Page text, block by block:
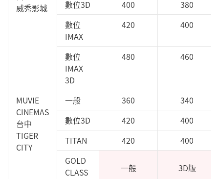
威秀影城
數位3D
400
380
數位
IMAX
420 400
數位
IMAX
3D
480 460
MUVIE
CINEMAS
台中
TIGER
CITY
一般 360
340
數位3D
420
400
TITAN
420
400
GOLD
CLASS
一般 3D版